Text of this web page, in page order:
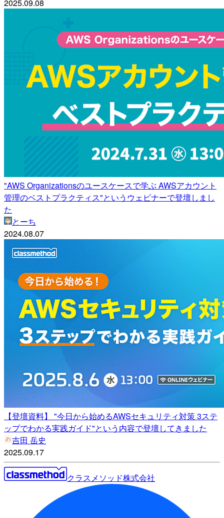
2025.09.08
"AWS Organizationsのユースケースで学ぶ AWSアカウント
管理のベストプラクティス"というウェビナーで登壇しまし
た
とーち
2024.08.07
【登壇資料】 "今日から始めるAWSセキュリティ対策 3ステ
ップでわかる実践ガイド"という内容で登壇してきました
吉田 岳史
2025.09.17
クラスメソッド株式会社